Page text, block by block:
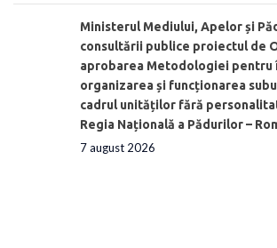
Ministerul Mediului, Apelor și
consultării publice proiectul de
aprobarea Metodologiei pentru
organizarea și funcționarea
cadrul unităților fără
Regia Națională a Pădurilor –
7 august 2026